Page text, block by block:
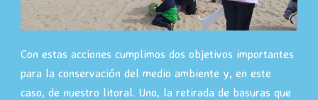
Con estas acciones cumplimos dos objetivos importantes
para la conservación del medio ambiente y, en este
caso, de nuestro litoral. Uno, la retirada de basuras que